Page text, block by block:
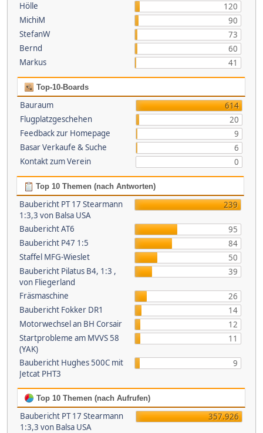
Hölle
120
MichiM
90
StefanW
73
Bernd
60
Markus
41
Top-10-Boards
Bauraum
614
Flugplatzgeschehen
20
Feedback zur Homepage
9
Basar Verkaufe & Suche
6
Kontakt zum Verein
0
Top 10 Themen (nach Antworten)
Baubericht PT 17 Stearmann
1:3,3 von Balsa USA
239
Baubericht AT6
95
Baubericht P47 1:5
84
Staffel MFG-Wieslet
50
Baubericht Pilatus B4, 1:3 ,
von Fliegerland
39
Fräsmaschine
26
Baubericht Fokker DR1
14
Motorwechsel an BH Corsair
12
Startprobleme am MVVS 58
(YAK)
11
Baubericht Hughes 500C mit
Jetcat PHT3
9
Top 10 Themen (nach Aufrufen)
Baubericht PT 17 Stearmann
1:3,3 von Balsa USA
357.926